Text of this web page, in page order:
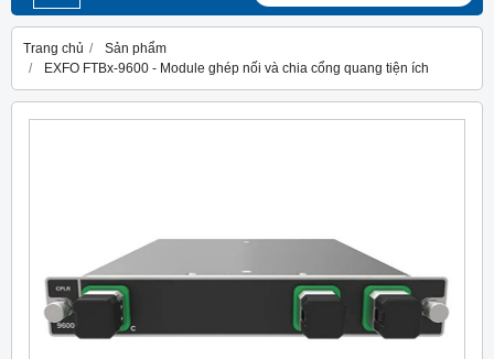
Trang chủ
Sản phẩm
EXFO FTBx-9600 - Module ghép nối và chia cổng quang tiện ích